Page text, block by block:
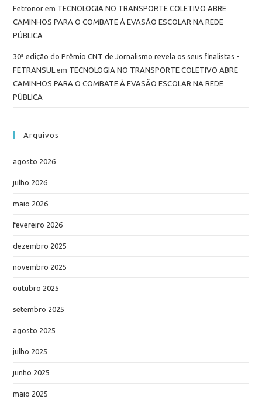
Fetronor em TECNOLOGIA NO TRANSPORTE COLETIVO ABRE
CAMINHOS PARA O COMBATE À EVASÃO ESCOLAR NA REDE
PÚBLICA
30ª edição do Prêmio CNT de Jornalismo revela os seus finalistas -
FETRANSUL em TECNOLOGIA NO TRANSPORTE COLETIVO ABRE
CAMINHOS PARA O COMBATE À EVASÃO ESCOLAR NA REDE
PÚBLICA
Arquivos
agosto 2026
julho 2026
maio 2026
fevereiro 2026
dezembro 2025
novembro 2025
outubro 2025
setembro 2025
agosto 2025
julho 2025
junho 2025
maio 2025